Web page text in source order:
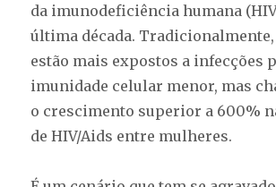
da imunodeficiência humana
última década.
estão mais expostos a infecções
imunidade celular menor, mas
o crescimento superior a 600%
de HIV/Aids entre mulheres.